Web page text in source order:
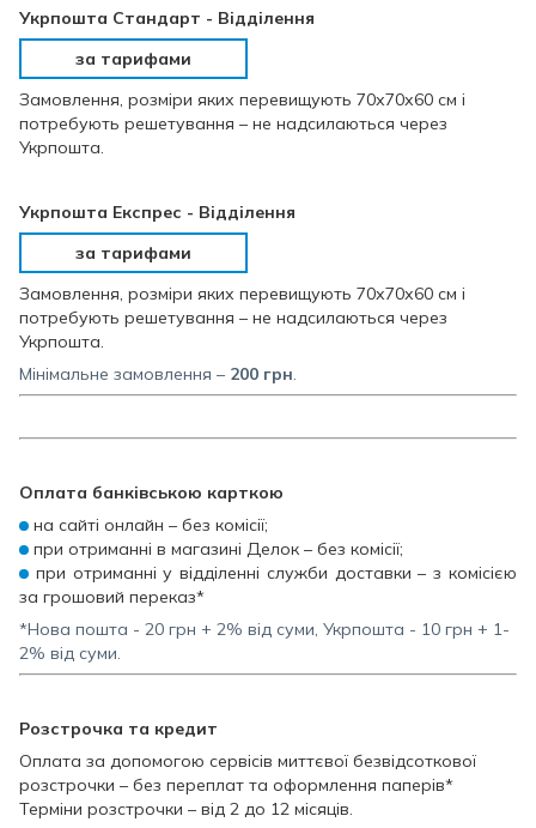
Укрпошта Стандарт - Відділення
за тарифами
Замовлення, розміри яких перевищують 70х70х60 см і
потребують решетування – не надсилаються через
Укрпошта.
Укрпошта Експрес - Відділення
за тарифами
Замовлення, розміри яких перевищують 70х70х60 см і
потребують решетування – не надсилаються через
Укрпошта.
Мінімальне замовлення – 200 грн
Оплата банківською карткою
на сайті онлайн – без комісії;
при отриманні в магазині Делок – без комісії;
при отриманні у відділенні служби доставки – з комісією
за грошовий переказ*
*Нова пошта - 20 грн + 2% від суми, Укрпошта - 10 грн + 1-
2% від суми.
Розстрочка та кредит
Оплата за допомогою сервісів миттєвої безвідсоткової
розстрочки – без переплат та оформлення паперів*
Терміни розстрочки – від 2 до 12 місяців.